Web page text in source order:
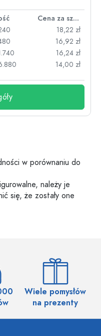
Cena za sztukę
18,22 zł
16,92 zł
16,24 zł
14,00 zł
w porównaniu do
należy je
się, że zostały one
Wiele pomysłów
na prezenty